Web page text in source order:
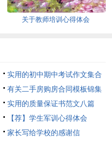
关于教师培训心得体会
实用的初中期中考试作文集合
6篇
有关二手房购房合同模板锦集
5篇
实用的质量保证书范文八篇
【荐】学生军训心得体会
家长写给学校的感谢信